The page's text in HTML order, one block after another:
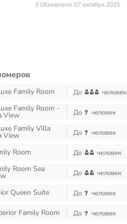
// Обновлено 07 октября 2025
Family Room До человек
Family Room -
View До человек
Family Villa
View До человек
Room До человек
Room Sea До человек
Queen Suite До человек
Family Room До человек